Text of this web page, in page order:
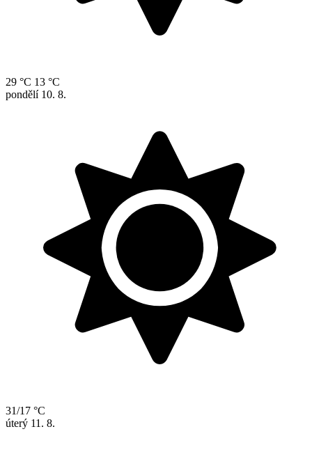
29 °C 13 °C
pondělí 10. 8.
31/17 °C
úterý 11. 8.